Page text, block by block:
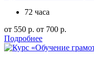
72 часа
от 550 р. от 700 р.
Подробнее